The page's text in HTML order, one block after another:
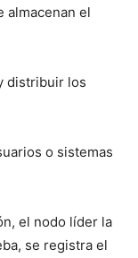
almacenan el
distribuir los
o sistemas
el nodo líder la
se registra el